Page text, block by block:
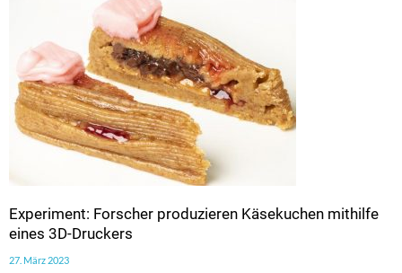
Experiment: Forscher produzieren Käsekuchen mithilfe
eines 3D-Druckers
27. März 2023